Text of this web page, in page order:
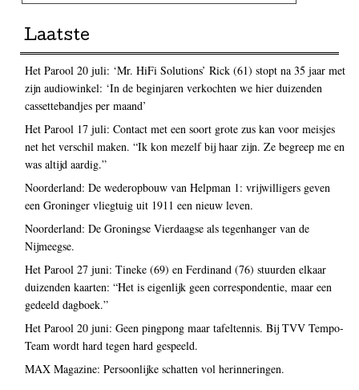
Laatste
Het Parool 20 juli: ‘Mr. HiFi Solutions’ Rick (61) stopt na 35 jaar met
zijn audiowinkel: ‘In de beginjaren verkochten we hier duizenden
cassettebandjes per maand’
Het Parool 17 juli: Contact met een soort grote zus kan voor meisjes
net het verschil maken. “Ik kon mezelf bij haar zijn. Ze begreep me en
was altijd aardig.”
Noorderland: De wederopbouw van Helpman 1: vrijwilligers geven
een Groninger vliegtuig uit 1911 een nieuw leven.
Noorderland: De Groningse Vierdaagse als tegenhanger van de
Nijmeegse.
Het Parool 27 juni: Tineke (69) en Ferdinand (76) stuurden elkaar
duizenden kaarten: “Het is eigenlijk geen correspondentie, maar een
gedeeld dagboek.”
Het Parool 20 juni: Geen pingpong maar tafeltennis. Bij TVV Tempo-
Team wordt hard tegen hard gespeeld.
MAX Magazine: Persoonlijke schatten vol herinneringen.